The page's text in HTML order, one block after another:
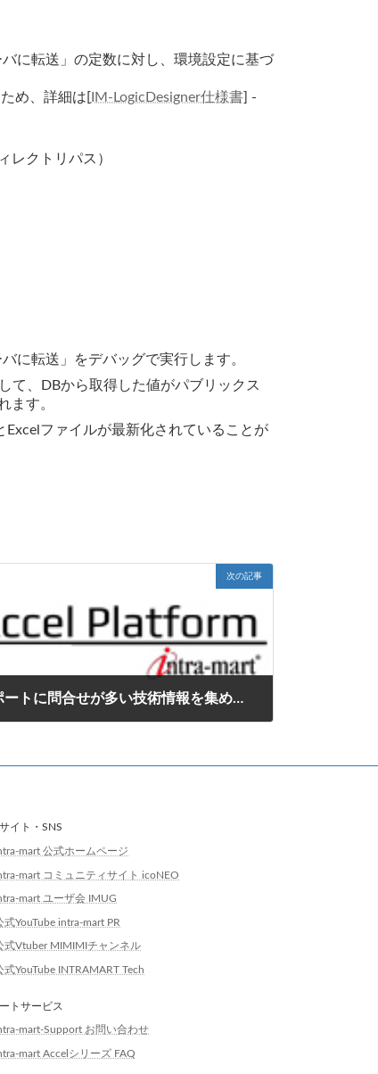
に転送」の定数に対し、環境設定に基づ
め、詳細は[ IM-LogicDesigner仕様書] -
レクトリパス）
に転送」をデバッグで実行します。
て、DBから取得した値がパブリックス
ます。
ファイルが最新化されていることが
次の記事
サポートに問合せが多い技術情報を集めました。
イト・SNS
mart 公式ホームページ
mart コミュニティサイト icoNEO
mart ユーザ会 IMUG
式YouTube intra-mart PR
式Vtuber MIMIMIチャンネル
式YouTube INTRAMART Tech
トサービス
mart-Support お問い合わせ
mart Accelシリーズ FAQ